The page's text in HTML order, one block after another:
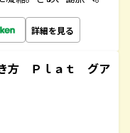
詳細を見る
方 Ｐｌａｔ グア